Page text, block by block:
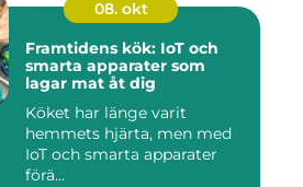
08. okt
Framtidens kök: IoT och
smarta apparater som
lagar mat åt dig
Köket har länge varit
hemmets hjärta, men med
IoT och smarta apparater
förä...